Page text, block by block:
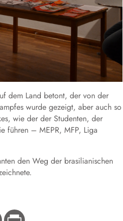
dem Land betont, der von der
wurde gezeigt, aber auch so
wie der der Studenten, der
führen – MEPR, MFP, Liga
den Weg der brasilianischen